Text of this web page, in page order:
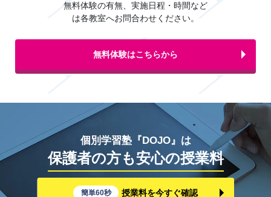
無料体験の有無、実施日程・時間など
は各教室へお問合わせください。
無料体験はこちらから
個別学習塾『DOJO』は
保護者の方も安心の授業料
簡単60秒 授業料を今すぐ確認